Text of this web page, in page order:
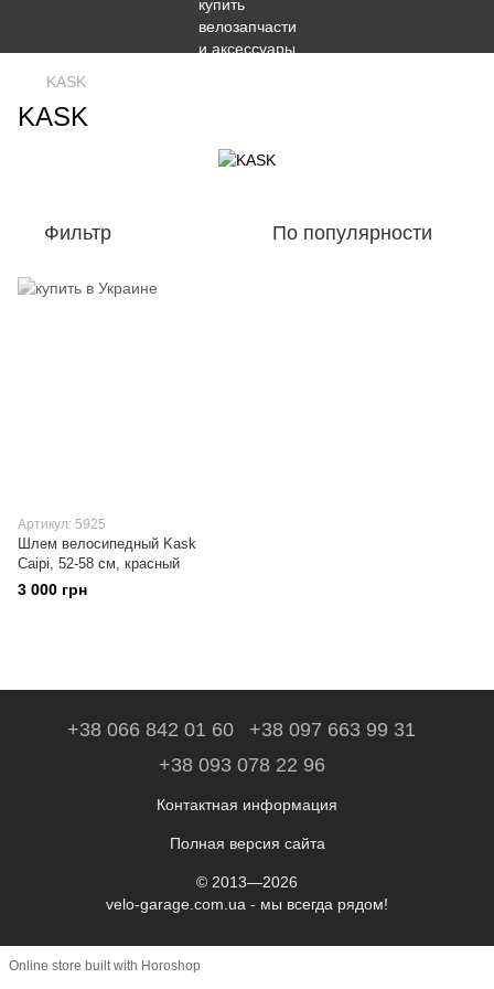
KASK
KASK
Фильтр По популярности
Артикул: 5925
Шлем велосипедный Kask
Caipi, 52-58 см, красный
3 000 грн
+38 066 842 01 60
+38 097 663 99 31
+38 093 078 22 96
Контактная информация
Полная версия сайта
© 2013—2026
velo-garage.com.ua - мы всегда рядом!
Online store built with Horoshop